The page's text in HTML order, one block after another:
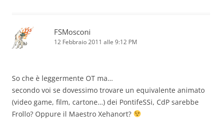
FSMosconi
12 Febbraio 2011 alle 9:12 PM
So che è leggermente OT ma…
secondo voi se dovessimo trovare un equivalente animato
(video game, film, cartone…) dei PontifeSSi, CdP sarebbe
Frollo? Oppure il Maestro Xehanort?